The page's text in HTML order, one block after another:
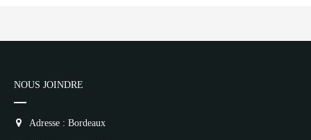
NOUS JOINDRE
Adresse : Bordeaux